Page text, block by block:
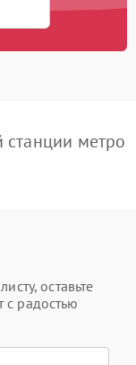
метро
оставьте
радостью